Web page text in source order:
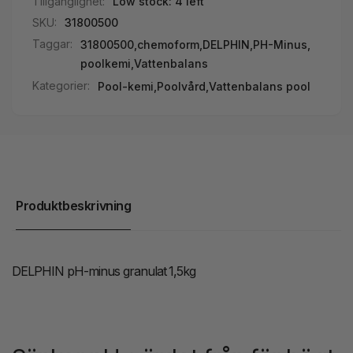
SKU:
31800500
Taggar:
31800500 chemoform DELPHIN PH-Minus
poolkemi Vattenbalans
Kategorier:
Pool-kemi, Poolvård, Vattenbalans pool
Produktbeskrivning
DELPHIN pH-minus granulat 1,5kg